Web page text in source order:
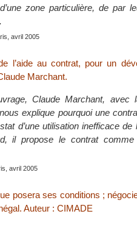
zone particulière, de par
avril 2005
l’aide au contrat, pour un
Marchant.
Claude Marchant, avec
explique pourquoi une
d’une utilisation inefficace
il propose le contrat comme
avril 2005
posera ses conditions ;
Auteur : CIMADE